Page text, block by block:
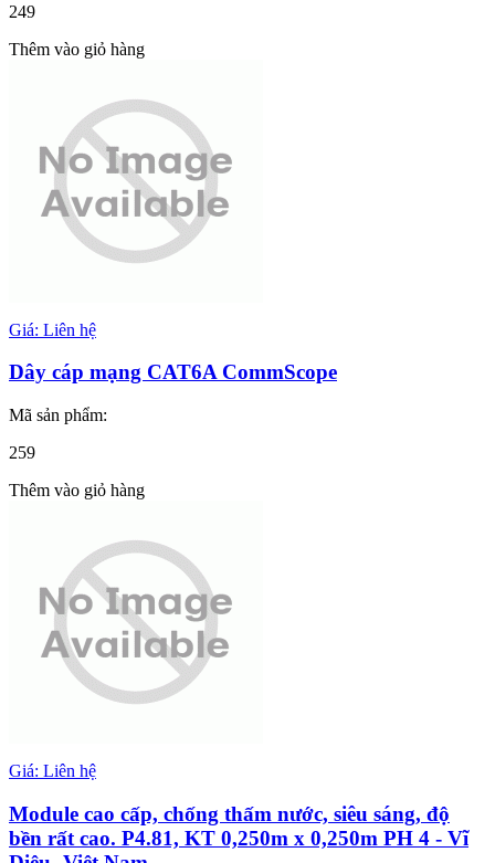
249
Thêm vào giỏ hàng
Giá: Liên hệ
Dây cáp mạng CAT6A CommScope
Mã sản phẩm:
259
Thêm vào giỏ hàng
Giá: Liên hệ
Module cao cấp, chống thấm nước, siêu sáng, độ
bền rất cao. P4.81, KT 0,250m x 0,250m PH 4 - Vĩ